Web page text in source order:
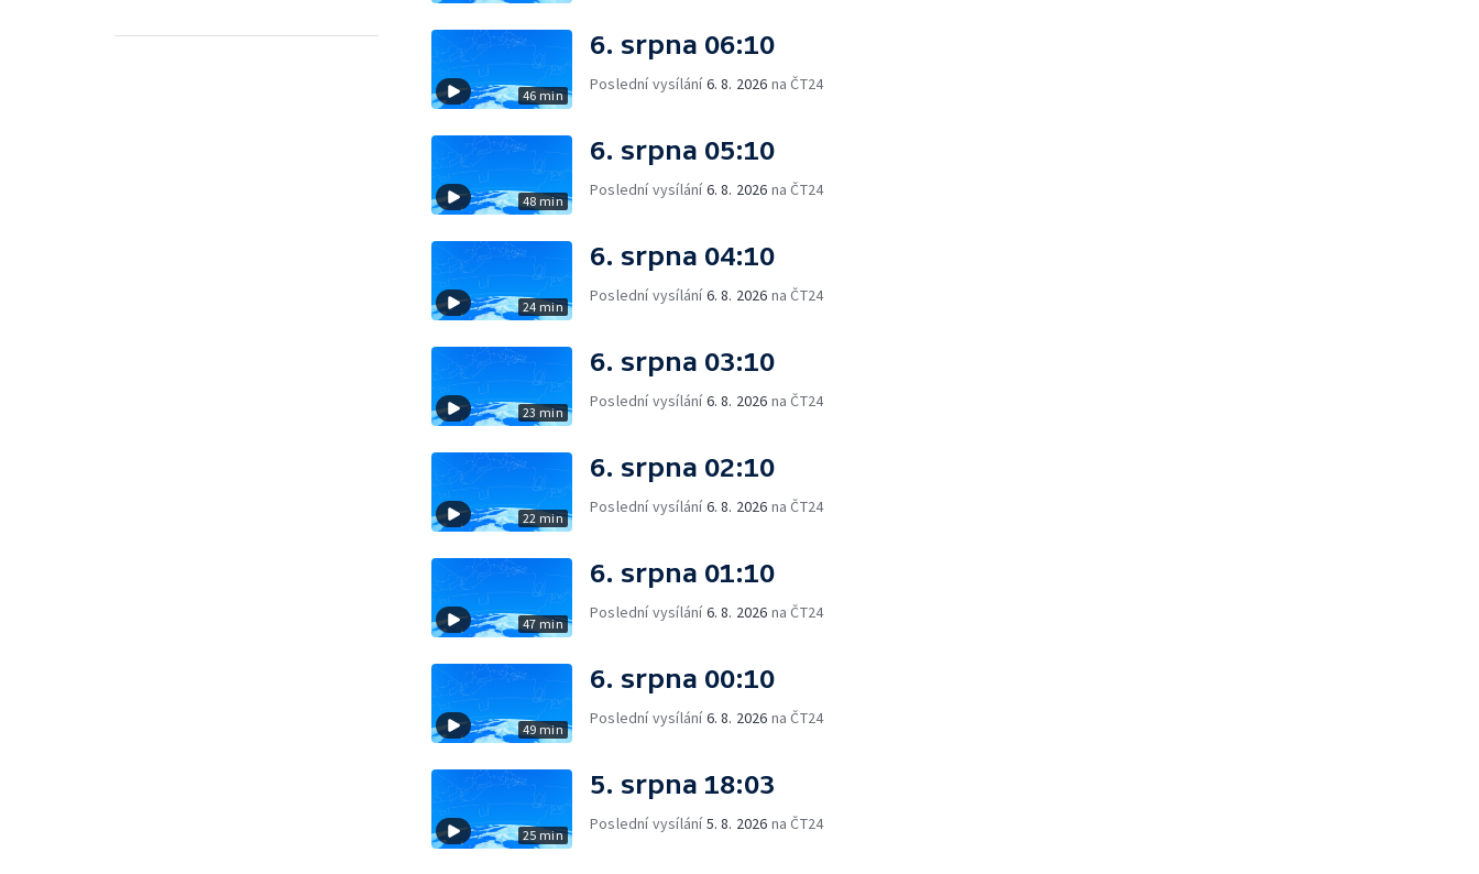
46 min
6. srpna 06:10
Poslední vysílání6. 8. 2026 na ČT24
48 min
6. srpna 05:10
Poslední vysílání6. 8. 2026 na ČT24
24 min
6. srpna 04:10
Poslední vysílání6. 8. 2026 na ČT24
23 min
6. srpna 03:10
Poslední vysílání6. 8. 2026 na ČT24
22 min
6. srpna 02:10
Poslední vysílání6. 8. 2026 na ČT24
47 min
6. srpna 01:10
Poslední vysílání6. 8. 2026 na ČT24
49 min
6. srpna 00:10
Poslední vysílání6. 8. 2026 na ČT24
25 min
5. srpna 18:03
Poslední vysílání5. 8. 2026 na ČT24